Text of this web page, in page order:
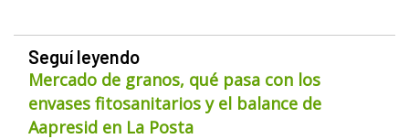
Seguí leyendo
Mercado de granos, qué pasa con los
envases fitosanitarios y el balance de
Aapresid en La Posta